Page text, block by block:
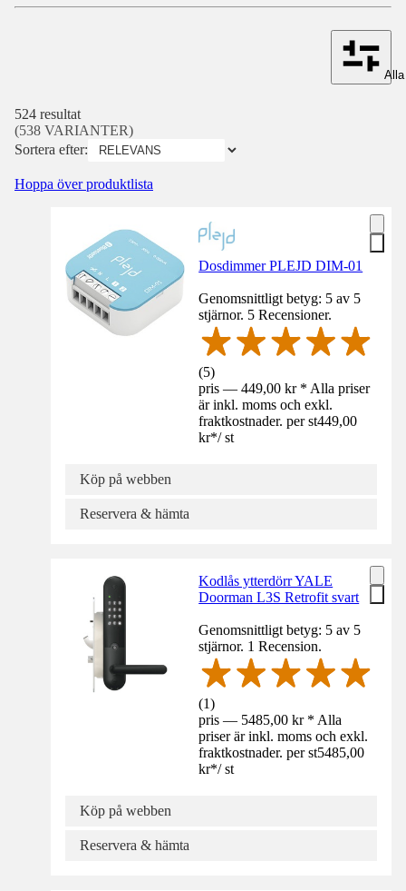
524 resultat
(538 VARIANTER)
Sortera efter:
Hoppa över produktlista
Dosdimmer PLEJD DIM-01
Genomsnittligt betyg: 5 av 5
stjärnor. 5 Recensioner.
(5)
pris — 449,00 kr * Alla priser
är inkl. moms och exkl.
fraktkostnader. per st449,00
kr*/ st
Köp på webben
Reservera & hämta
Kodlås ytterdörr YALE
Doorman L3S Retrofit svart
Genomsnittligt betyg: 5 av 5
stjärnor. 1 Recension.
(1)
pris — 5485,00 kr * Alla
priser är inkl. moms och exkl.
fraktkostnader. per st5485,00
kr*/ st
Köp på webben
Reservera & hämta